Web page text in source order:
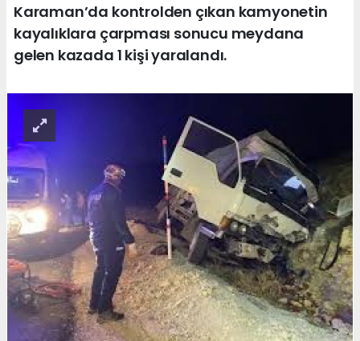
Karaman’da kontrolden çıkan kamyonetin
kayalıklara çarpması sonucu meydana
gelen kazada 1 kişi yaralandı.